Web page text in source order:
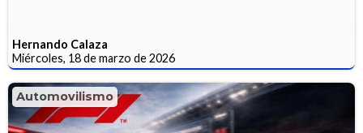
Hernando Calaza
Miércoles, 18 de marzo de 2026
Automovilismo